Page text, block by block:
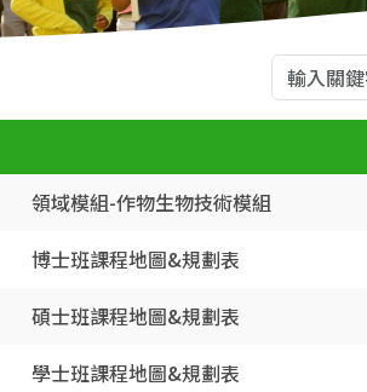
領域模組-作物生物技術模組
博士班課程地圖&規劃表
碩士班課程地圖&規劃表
學士班課程地圖&規劃表